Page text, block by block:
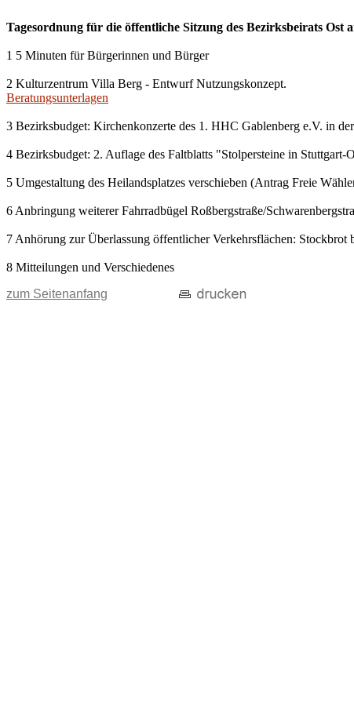
Tagesordnung für die öffentliche Sitzung des Bezirksbeirats
1 5 Minuten für Bürgerinnen und Bürger
2 Kulturzentrum Villa Berg - Entwurf Nutzungskonzept.
Beratungsunterlagen
3 Bezirksbudget: Kirchenkonzerte des 1. HHC Gablenberg e.V. in
4 Bezirksbudget: 2. Auflage des Faltblatts "Stolpersteine in Stuttgart-
5 Umgestaltung des Heilandsplatzes verschieben (Antrag Freie
6 Anbringung weiterer Fahrradbügel Roßbergstraße/
7 Anhörung zur Überlassung öffentlicher Verkehrsflächen: Stockbrot
8 Mitteilungen und Verschiedenes
zum Seitenanfang